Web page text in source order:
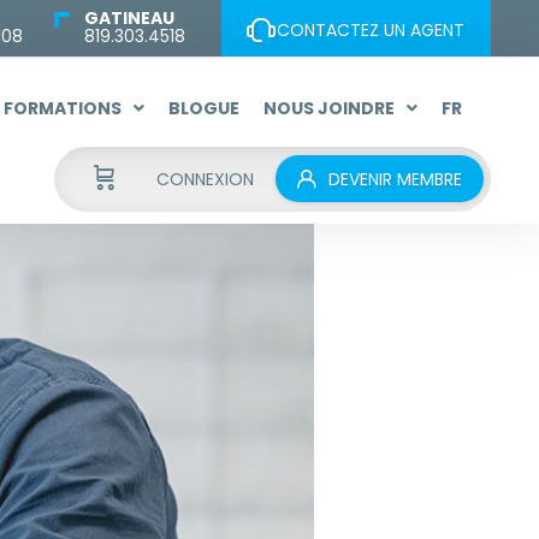
GATINEAU
819.303.4518 CONTACTEZ UN AGENT
FORMATIONS BLOGUE NOUS JOINDRE FR
CONNEXION DEVENIR MEMBRE